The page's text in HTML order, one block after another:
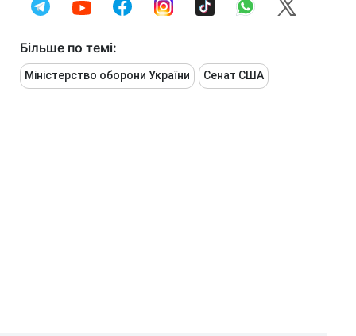
Більше по темі:
Міністерство оборони України Сенат США